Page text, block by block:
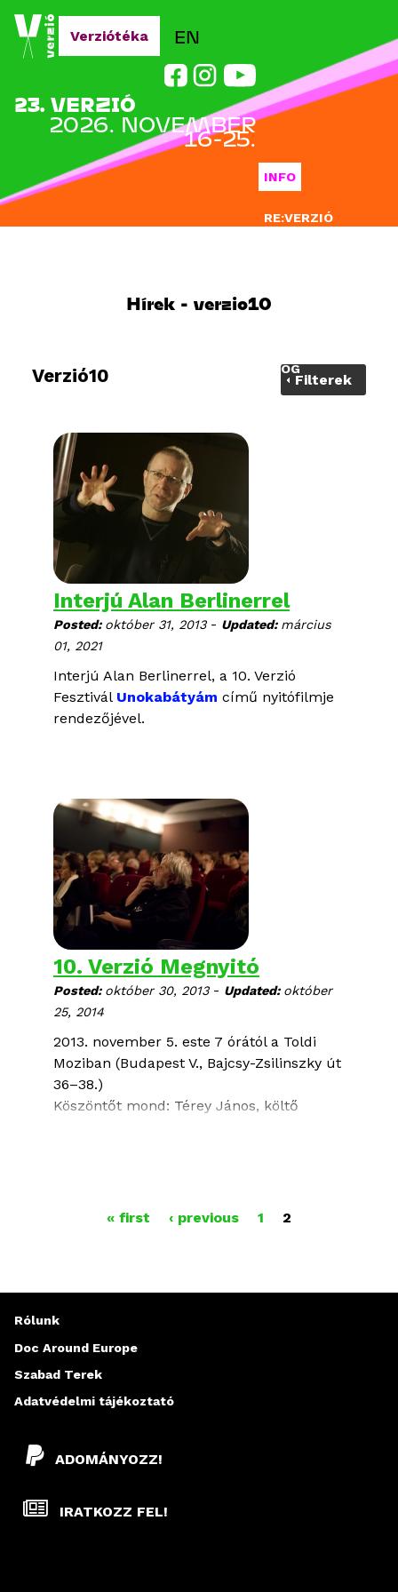
Jump to navigation
INFO
RE:VERZIÓ
BLOG
EN
23. VERZIÓ
2026. NOVEMBER
16-25.
Verziótéka
Hírek - verzio10
Filterek
Verzió10
Interjú Alan Berlinerrel
Posted:október 31, 2013 - Updated:március
01, 2021
Interjú Alan Berlinerrel, a 10. Verzió
Fesztivál Unokabátyám című nyitófilmje
rendezőjével.
10. Verzió Megnyitó
Posted:október 30, 2013 - Updated:október
25, 2014
2013. november 5. este 7 órától a Toldi
Moziban (Budapest V., Bajcsy-Zsilinszky út
36–38.)
Köszöntőt mond: Térey János, költő
A film után zenél: Barabás Lőrinc
D
A
L
A
« first ‹ previous 1 2
ADOMÁNYOZZ!
IRATKOZZ FEL!
Rólunk
Doc Around Europe
Szabad Terek
Adatvédelmi tájékoztató